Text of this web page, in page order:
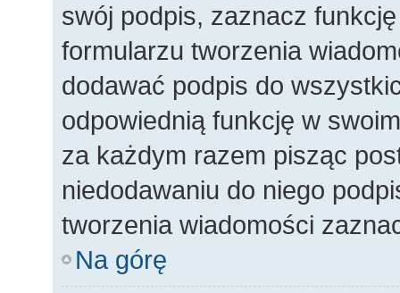
swój podpis, zaznacz
formularzu tworzenia
dodawać podpis do
odpowiednią funkcję w
za każdym razem pisząc
niedodawaniu do niego
tworzenia wiadomości
Na górę